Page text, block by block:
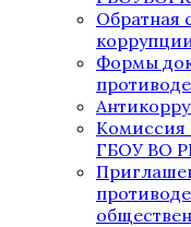
Обратная
Формы
Комиссия
ГБОУ ВО